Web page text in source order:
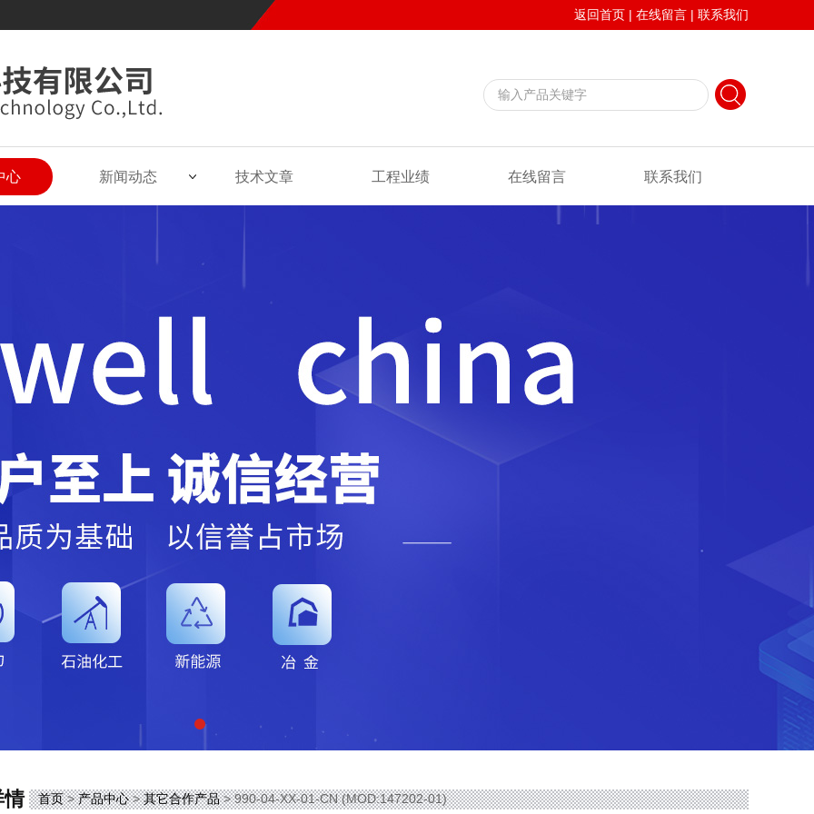
返回首页 | 在线留言 | 联系我们
心 新闻动态 技术文章 工程业绩 在线留言 联系我们
情 首页>产品中心>其它合作产品> 990-04-XX-01-CN (MOD:147202-01)